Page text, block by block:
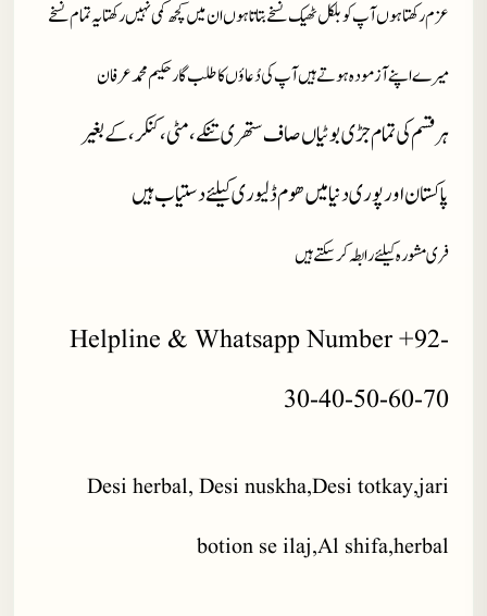
عزم رکھتا ہوں آپ کو بلکل ٹھیک نسخے بتاتا ہوں ان میں کچھ کمی نہیں رکھتا یہ تمام نسخے
میرے اپنے آزمودہ ہوتے ہیں آپ کی دُعاؤں کا طلب گار حکیم محمد عرفان
ہر قسم کی تمام جڑی بوٹیاں صاف ستھری تنکے، مٹی، کنکر، کے بغیر
پاکستان اور پوری دنیا میں ھوم ڈلیوری کیلئے دستیاب ہیں
فری مشورہ کیلئے رابطہ کر سکتے ہیں
Helpline & Whatsapp Number +92-
30-40-50-60-70
Desi herbal, Desi nuskha,Desi totkay,jari
botion se ilaj,Al shifa,herbal